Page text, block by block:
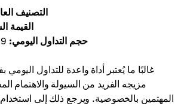
التصنيف
القيمة
حجم التداول اليومي:
مزيجه الفريد من السيولة والاهتمام
المهتمين بالخصوصية. ويرجع ذلك إلى